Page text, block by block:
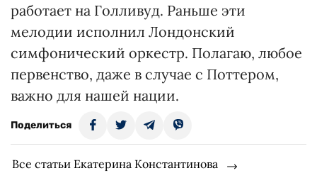
работает на Голливуд. Раньше эти
мелодии исполнил Лондонский
симфонический оркестр. Полагаю, любое
первенство, даже в случае с Поттером,
важно для нашей нации.
Поделиться
Все статьи Екатерина Константинова